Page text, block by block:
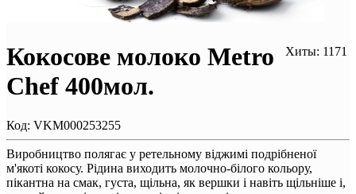
Хиты: 1171
Кокосове молоко Metro
Chef 400мол.
Код: VKM000253255
Виробництво полягає у ретельному віджимі подрібненої
м'якоті кокосу. Рідина виходить молочно-білого кольору,
пікантна на смак, густа, щільна, як вершки і навіть щільніше і,